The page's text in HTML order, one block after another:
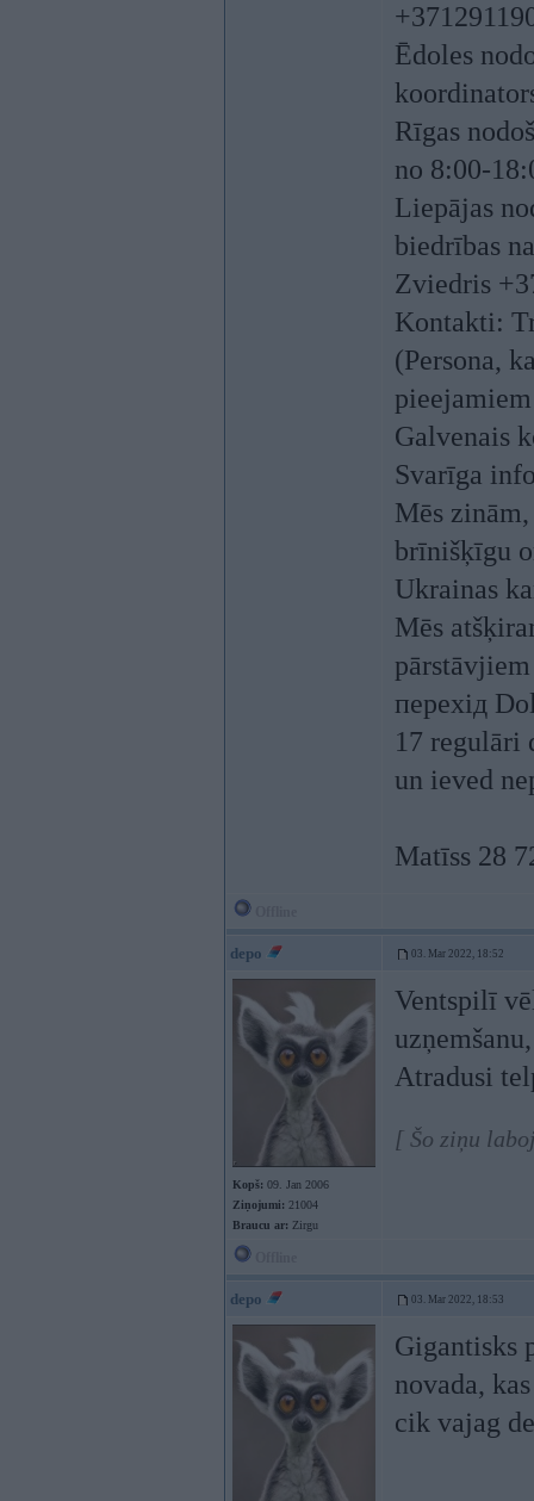
Ēdoles
Rīgas
no 8:00-
Liepājas
biedrības
Zviedris
Kontakti:
(Persona,
Galvenais
Svarīga
Mēs
brīnišķīgu
Ukrainas
Mēs
перехід
17 regulāri
un ieved
Matīss 28
depo 03. Mar 2022, 18:52
Kopš: 09. Jan 2006
Ziņojumi: 21004
Braucu ar: Zirgu
Ventspilī
Atradusi
[ Šo ziņu
depo 03. Mar 2022, 18:53
Gigantisks
novada,
cik vajag